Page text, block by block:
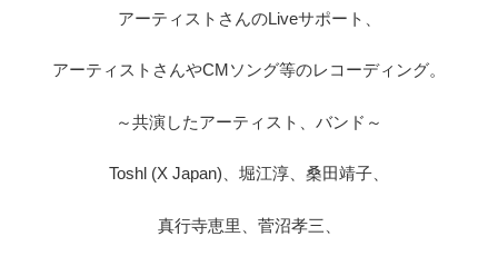
アーティストさんのLiveサポート、
アーティストさんやCMソング等のレコーディング。
～共演したアーティスト、バンド～
Toshl (X Japan)、堀江淳、桑田靖子、
真行寺恵里、菅沼孝三、